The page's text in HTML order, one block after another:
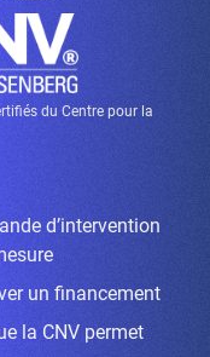
du Centre pour la
d’intervention
un financement
la CNV permet